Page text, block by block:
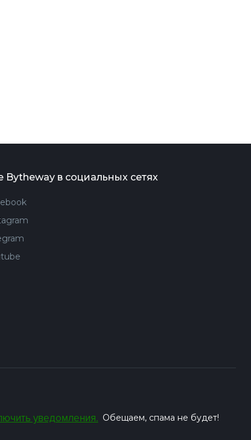
Bytheway в социальных сетях
уведомления. Обещаем, спама не будет!